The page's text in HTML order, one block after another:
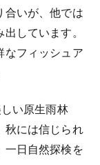
合いが、他では
しています。
なフィッシュア
い原生雨林
秋には信じられ
一日自然探検を